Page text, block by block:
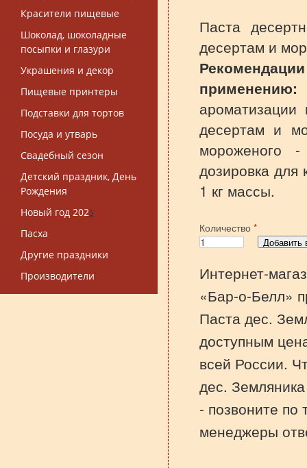
Красители пищевые
Шоколад, шоколадные
посыпки и глазури
Украшения и декор
Пищевые принтеры
Подставки для тортов
Посуда и утварь
Свадебный сезон
Детский праздник, День
Рождения
Новый год 2025
Пасха
Другие праздники
Производители
Паста
десертам и
применению:
десертам и
дозировка для
1 кг массы.
Количество *
Интернет-
«Бар-о-Белл»
Паста дес.
доступным
всей России.
дес.
- позвоните
менеджеры